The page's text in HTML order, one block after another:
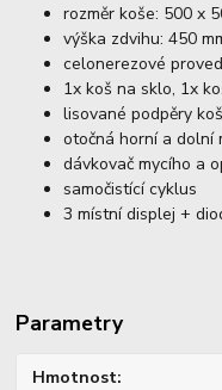
rozměr koše: 500 x
výška zdvihu: 450
celonerezové
1x koš na sklo, 1x
lisované podpěry
otočná horní a dolní
dávkovač mycího a
samočistící cyklus
3 místní displej +
Parametry
Hmotnost